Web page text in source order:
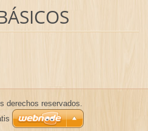
derechos reservados.